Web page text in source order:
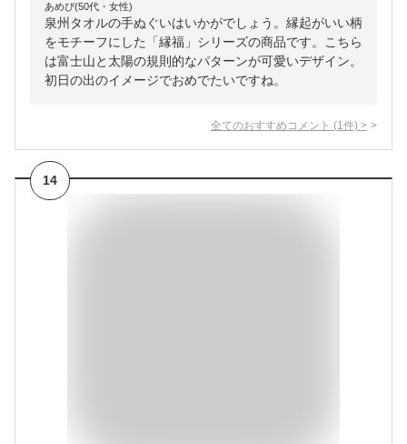
あめぴ(50代・女性)
泉州タオルの手ぬぐいはいかがでしょう。縁起がいい柄
をモチーフにした「縁福」シリーズの商品です。こちら
は富士山と太陽の規則的なパターンが可愛いデザイン。
初日の出のイメージでおめでたいですね。
全てのおすすめコメント (1 件) >
14